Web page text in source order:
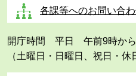
各課等へのお問い合
開庁時間 平日 午前9時から
（土曜日・日曜日、祝日・休